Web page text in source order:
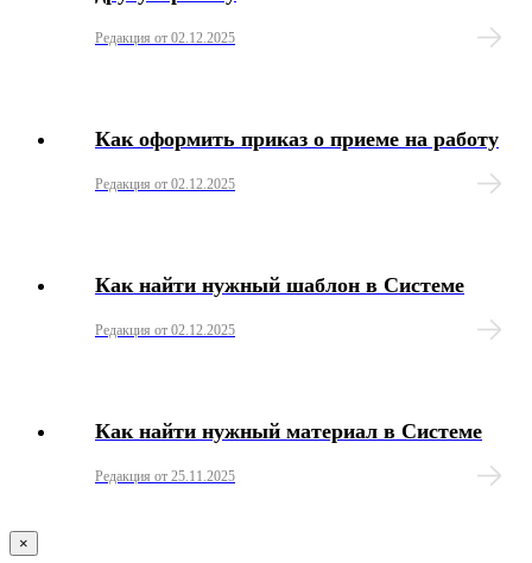
Редакция от 02.12.2025
Как оформить приказ о приеме на работу
Редакция от 02.12.2025
Как найти нужный шаблон в Системе
Редакция от 02.12.2025
Как найти нужный материал в Системе
Редакция от 25.11.2025
×